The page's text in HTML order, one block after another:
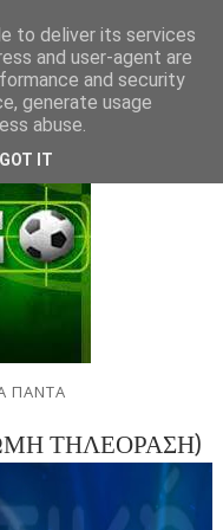
ΠΑΝΤΑ
ΤΗΛΕΟΡΑΣΗ)
to deliver its services
and user-agent are
and security
generate usage
abuse.
GOT IT